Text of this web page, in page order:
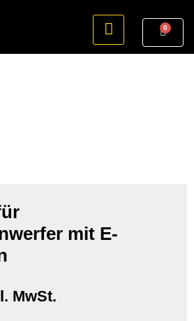
0
mit E-
MwSt.